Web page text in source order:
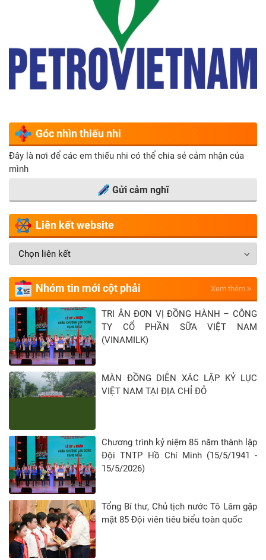
Góc nhìn thiếu nhi
Đây là nơi để các em thiếu nhi có thể chia sẻ cảm nhận của
mình
Gửi cảm nghĩ
Liên kết website
Nhóm tin mới cột phải Xem thêm
TRI ÂN ĐƠN VỊ ĐỒNG HÀNH – CÔNG
TY CỔ PHẦN SỮA VIỆT NAM
(VINAMILK)
MÀN ĐỒNG DIỄN XÁC LẬP KỶ LỤC
VIỆT NAM TẠI ĐỊA CHỈ ĐỎ
Chương trình kỷ niệm 85 năm thành lập
Đội TNTP Hồ Chí Minh (15/5/1941 -
15/5/2026)
Tổng Bí thư, Chủ tịch nước Tô Lâm gặp
mặt 85 Đội viên tiêu biểu toàn quốc